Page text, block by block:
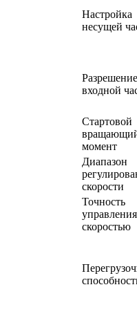
Настройка
несущей
Разрешение
входной
Стартовой
момент
Диапазон
скорости
Точность
управления
скоростью